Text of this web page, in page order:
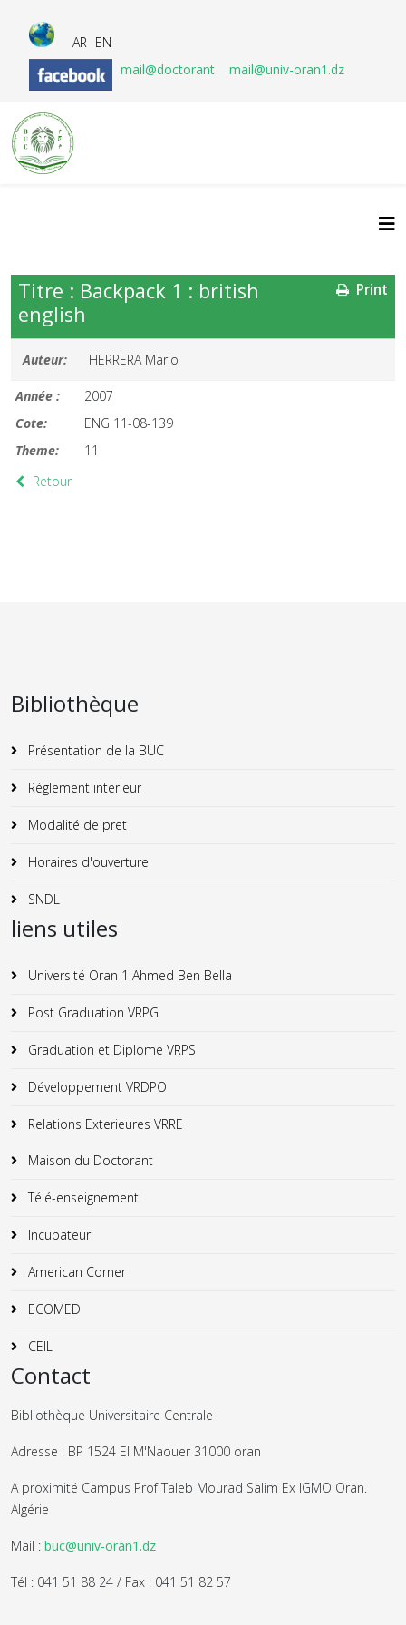
AR EN
mail@doctorant
mail@univ-oran1.dz
Print
Titre : Backpack 1 : british
english
Auteur: HERRERA Mario
Année :
2007
Cote:
ENG 11-08-139
Theme:
11
Retour
Bibliothèque
Présentation de la BUC
Réglement interieur
Modalité de pret
Horaires d'ouverture
SNDL
liens utiles
Université Oran 1 Ahmed Ben Bella
Post Graduation VRPG
Graduation et Diplome VRPS
Développement VRDPO
Relations Exterieures VRRE
Maison du Doctorant
Télé-enseignement
Incubateur
American Corner
ECOMED
CEIL
Contact
Bibliothèque Universitaire Centrale
Adresse : BP 1524 El M'Naouer 31000 oran
A proximité Campus Prof Taleb Mourad Salim Ex IGMO Oran.
Algérie
Mail : buc@univ-oran1.dz
Tél : 041 51 88 24 / Fax : 041 51 82 57